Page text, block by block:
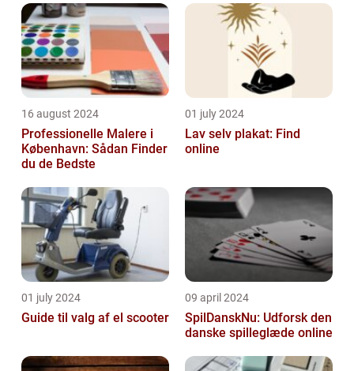
16 august 2024
Professionelle Malere i
København: Sådan Finder
du de Bedste
01 july 2024
Lav selv plakat: Find
online
01 july 2024
Guide til valg af el scooter
09 april 2024
SpilDanskNu: Udforsk den
danske spilleglæde online